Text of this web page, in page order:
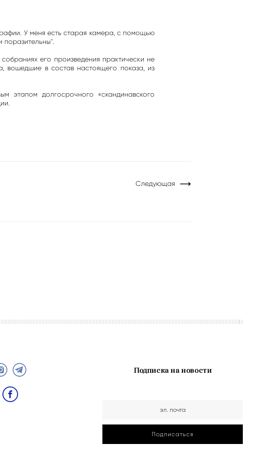
У меня есть старая камера, с помощью
поразительны".
его произведения практически не
вошедшие в состав настоящего показа, из
этапом долгосрочного «скандинавского
Следующая
Подписка на новости
Подписаться